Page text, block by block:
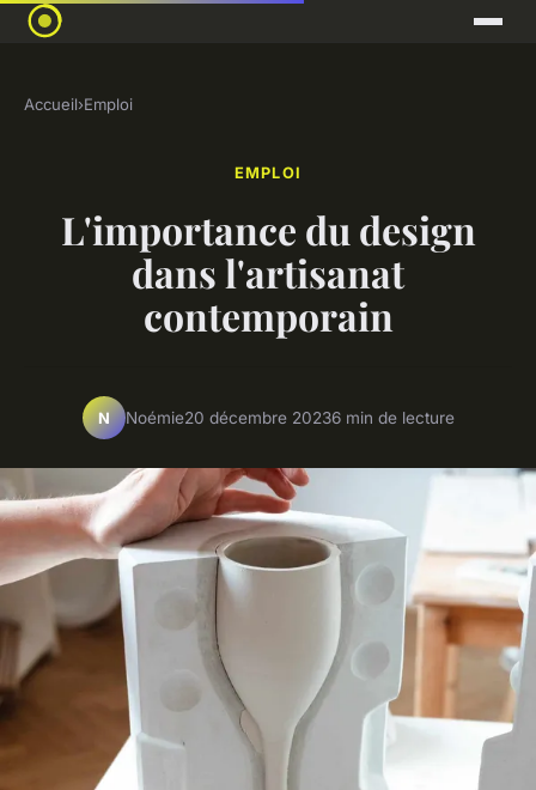
Accueil›Emploi
EMPLOI
L'importance du design
dans l'artisanat
contemporain
N Noémie20 décembre 20236 min de lecture